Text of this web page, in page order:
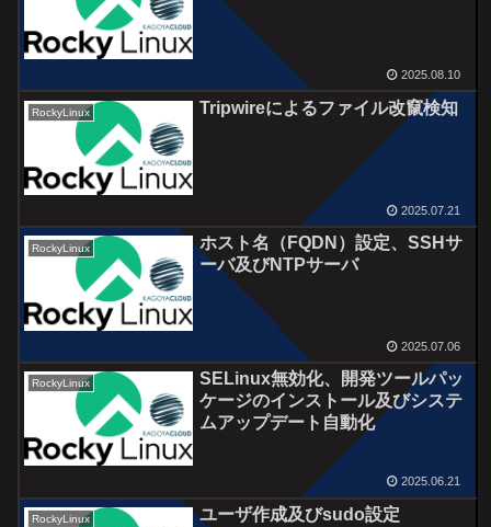
2025.08.10
RockyLinux Tripwireによるファイル改竄検知
2025.07.21
RockyLinux
ホスト名（FQDN）設定、SSHサ
ーバ及びNTPサーバ
2025.07.06
RockyLinux
SELinux無効化、開発ツールパッ
ケージのインストール及びシステ
ムアップデート自動化
2025.06.21
RockyLinux ユーザ作成及びsudo設定